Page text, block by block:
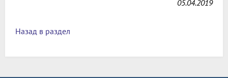
05.04.2019
Назад в раздел